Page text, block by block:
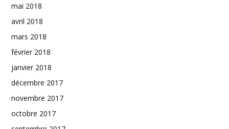
mai 2018
avril 2018
mars 2018
février 2018
janvier 2018
décembre 2017
novembre 2017
octobre 2017